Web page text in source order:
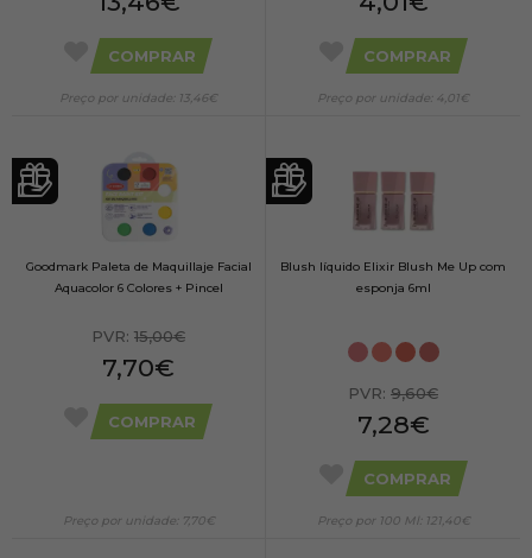
COMPRAR
Preço por unidade: 13,46€
COMPRAR
Preço por unidade: 4,01€
Goodmark Paleta de Maquillaje Facial
Aquacolor 6 Colores + Pincel
PVR: 15,00€
7,70€
COMPRAR
Preço por unidade: 7,70€
Blush líquido Elixir Blush Me Up com
esponja 6ml
PVR: 9,60€
7,28€
COMPRAR
Preço por 100 Ml: 121,40€